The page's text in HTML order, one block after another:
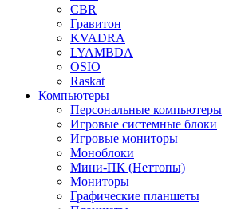
CBR
Гравитон
KVADRA
LYAMBDA
OSIO
Raskat
Компьютеры
Персональные компьютеры
Игровые системные блоки
Игровые мониторы
Моноблоки
Мини-ПК (Неттопы)
Мониторы
Графические планшеты